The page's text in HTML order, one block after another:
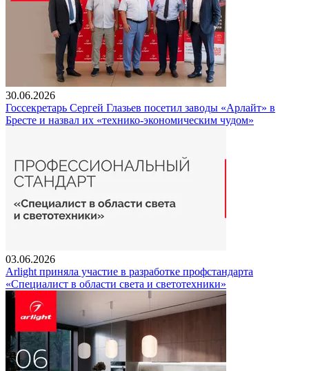
30.06.2026
Госсекретарь Сергей Глазьев посетил заводы «Арлайт» в
Бресте и назвал их «технико-экономическим чудом»
03.06.2026
Arlight приняла участие в разработке профстандарта
«Специалист в области света и светотехники»